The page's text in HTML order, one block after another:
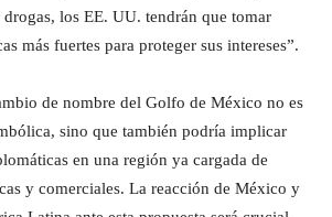
los EE. UU. tendrán que tomar
más fuertes para proteger sus intereses”.
de nombre del Golfo de México no es
sino que también podría implicar
en una región ya cargada de
y comerciales. La reacción de México y